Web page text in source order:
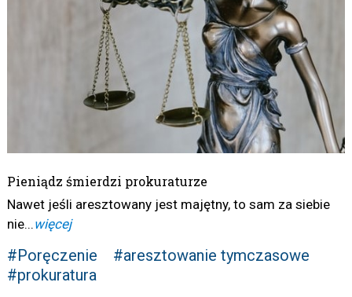
Pieniądz śmierdzi prokuraturze
Nawet jeśli aresztowany jest majętny, to sam za siebie
nie... więcej
#Poręczenie
#aresztowanie tymczasowe
#prokuratura